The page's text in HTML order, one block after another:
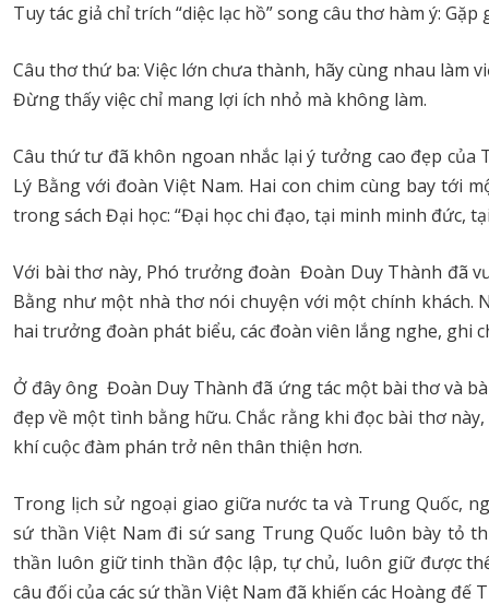
Tuy tác giả chỉ trích “diệc lạc hồ” song câu thơ hàm ý:
Câu thơ thứ ba: Việc lớn chưa thành, hãy cùng nhau làm
Đừng thấy việc chỉ mang lợi ích nhỏ mà không làm.
Câu thứ tư đã khôn ngoan nhắc lại ý tưởng cao đẹp
Lý Bằng với đoàn Việt Nam. Hai con chim cùng bay tới
trong sách Đại học: “Đại học chi đạo, tại minh minh đức,
Với bài thơ này, Phó trưởng đoàn Đoàn Duy Thành đã
Bằng như một nhà thơ nói chuyện với một chính khách.
hai trưởng đoàn phát biểu, các đoàn viên lắng nghe, ghi
Ở đây ông Đoàn Duy Thành đã ứng tác một bài thơ và
đẹp về một tình bằng hữu. Chắc rằng khi đọc bài thơ
khí cuộc đàm phán trở nên thân thiện hơn.
Trong lịch sử ngoại giao giữa nước ta và Trung Quốc,
sứ thần Việt Nam đi sứ sang Trung Quốc luôn bày tỏ
thần luôn giữ tinh thần độc lập, tự chủ, luôn giữ được
câu đối của các sứ thần Việt Nam đã khiến các Hoàng đế